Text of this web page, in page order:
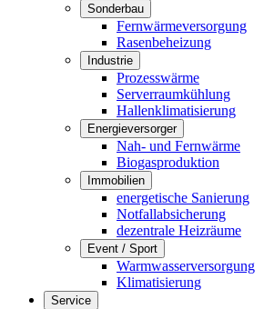
Sonderbau
Fernwärmeversorgung
Rasenbeheizung
Industrie
Prozesswärme
Serverraumkühlung
Hallenklimatisierung
Energieversorger
Nah- und Fernwärme
Biogasproduktion
Immobilien
energetische Sanierung
Notfallabsicherung
dezentrale Heizräume
Event / Sport
Warmwasserversorgung
Klimatisierung
Service